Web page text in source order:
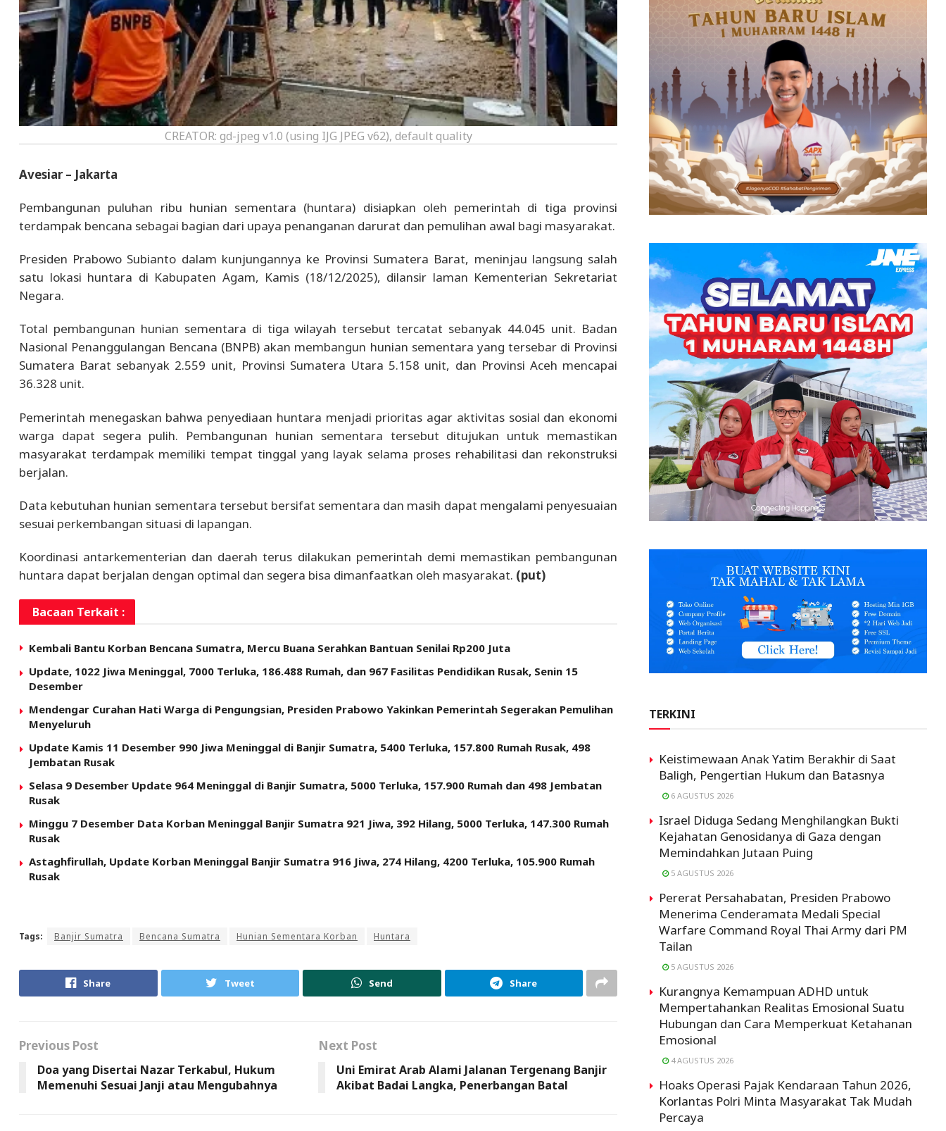
CREATOR: gd-jpeg v1.0 (using IJG JPEG v62), default quality
Avesiar – Jakarta
Pembangunan puluhan ribu hunian sementara (huntara) disiapkan oleh pemerintah di tiga provinsi
terdampak bencana sebagai bagian dari upaya penanganan darurat dan pemulihan awal bagi masyarakat.
Presiden Prabowo Subianto dalam kunjungannya ke Provinsi Sumatera Barat, meninjau langsung salah
satu lokasi huntara di Kabupaten Agam, Kamis (18/12/2025), dilansir laman Kementerian Sekretariat
Negara.
Total pembangunan hunian sementara di tiga wilayah tersebut tercatat sebanyak 44.045 unit. Badan
Nasional Penanggulangan Bencana (BNPB) akan membangun hunian sementara yang tersebar di Provinsi
Sumatera Barat sebanyak 2.559 unit, Provinsi Sumatera Utara 5.158 unit, dan Provinsi Aceh mencapai
36.328 unit.
Pemerintah menegaskan bahwa penyediaan huntara menjadi prioritas agar aktivitas sosial dan ekonomi
warga dapat segera pulih. Pembangunan hunian sementara tersebut ditujukan untuk memastikan
masyarakat terdampak memiliki tempat tinggal yang layak selama proses rehabilitasi dan rekonstruksi
berjalan.
Data kebutuhan hunian sementara tersebut bersifat sementara dan masih dapat mengalami penyesuaian
sesuai perkembangan situasi di lapangan.
Koordinasi antarkementerian dan daerah terus dilakukan pemerintah demi memastikan pembangunan
huntara dapat berjalan dengan optimal dan segera bisa dimanfaatkan oleh masyarakat. (put)
Bacaan Terkait :
Kembali Bantu Korban Bencana Sumatra, Mercu Buana Serahkan Bantuan Senilai Rp200 Juta
Update, 1022 Jiwa Meninggal, 7000 Terluka, 186.488 Rumah, dan 967 Fasilitas Pendidikan Rusak, Senin 15
Desember
Mendengar Curahan Hati Warga di Pengungsian, Presiden Prabowo Yakinkan Pemerintah Segerakan Pemulihan
Menyeluruh
Update Kamis 11 Desember 990 Jiwa Meninggal di Banjir Sumatra, 5400 Terluka, 157.800 Rumah Rusak, 498
Jembatan Rusak
Selasa 9 Desember Update 964 Meninggal di Banjir Sumatra, 5000 Terluka, 157.900 Rumah dan 498 Jembatan
Rusak
Minggu 7 Desember Data Korban Meninggal Banjir Sumatra 921 Jiwa, 392 Hilang, 5000 Terluka, 147.300 Rumah
Rusak
Astaghfirullah, Update Korban Meninggal Banjir Sumatra 916 Jiwa, 274 Hilang, 4200 Terluka, 105.900 Rumah
Rusak
Tags: Banjir Sumatra Bencana Sumatra Hunian Sementara Korban Huntara
Share Tweet Send Share
Previous Post
Doa yang Disertai Nazar Terkabul, Hukum
Memenuhi Sesuai Janji atau Mengubahnya
Next Post
Uni Emirat Arab Alami Jalanan Tergenang Banjir
Akibat Badai Langka, Penerbangan Batal
TERKINI
Keistimewaan Anak Yatim Berakhir di Saat
Baligh, Pengertian Hukum dan Batasnya
6 AGUSTUS 2026
Israel Diduga Sedang Menghilangkan Bukti
Kejahatan Genosidanya di Gaza dengan
Memindahkan Jutaan Puing
5 AGUSTUS 2026
Pererat Persahabatan, Presiden Prabowo
Menerima Cenderamata Medali Special
Warfare Command Royal Thai Army dari PM
Tailan
5 AGUSTUS 2026
Kurangnya Kemampuan ADHD untuk
Mempertahankan Realitas Emosional Suatu
Hubungan dan Cara Memperkuat Ketahanan
Emosional
4 AGUSTUS 2026
Hoaks Operasi Pajak Kendaraan Tahun 2026,
Korlantas Polri Minta Masyarakat Tak Mudah
Percaya